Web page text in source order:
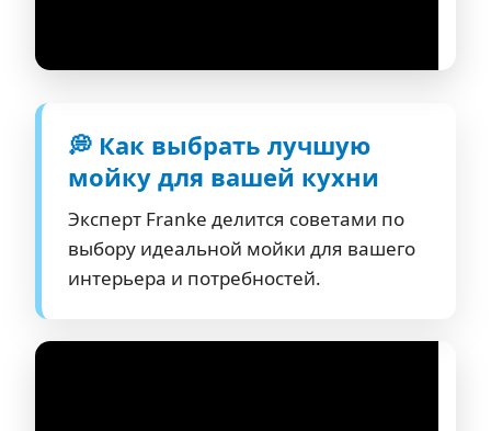
💭 Как выбрать лучшую
мойку для вашей кухни
Эксперт Franke делится советами по
выбору идеальной мойки для вашего
интерьера и потребностей.